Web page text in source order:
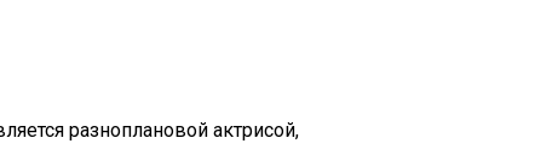
разноплановой актрисой,